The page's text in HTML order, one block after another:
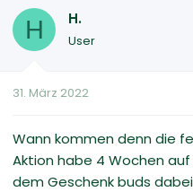
s
e
e
t
t
m
H H.
User
31. März 2022
Wann kommen denn die
Aktion habe 4 Wochen
dem Geschenk buds